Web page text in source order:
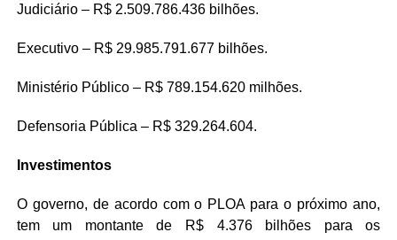
Judiciário – R$ 2.509.786.436 bilhões.
Executivo – R$ 29.985.791.677 bilhões.
Ministério Público – R$ 789.154.620 milhões.
Defensoria Pública – R$ 329.264.604.
Investimentos
O governo, de acordo com o PLOA para o próximo ano,
tem um montante de R$ 4.376 bilhões para os